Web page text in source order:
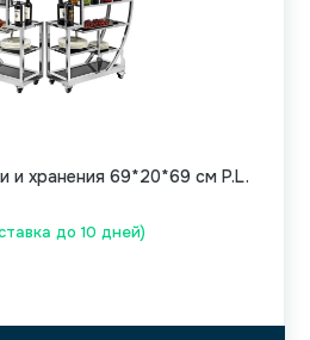
до 10 дней)
и хранения 69*20*69 см P.L.